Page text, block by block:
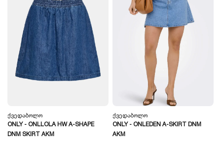
Ქვედაბოლო
ONLY - ONLLOLA HW A-SHAPE
DNM SKIRT AKM
Ქვედაბოლო
ONLY - ONLEDEN A-SKIRT DNM
AKM